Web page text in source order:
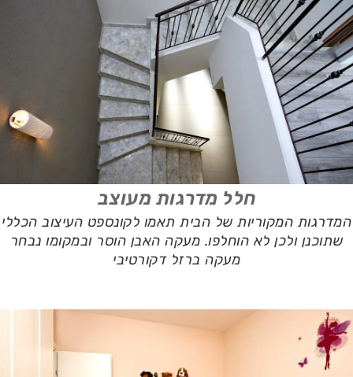
חלל מדרגות מעוצב
המדרגות המקוריות של הבית תאמו לקונספט העיצוב הכללי
שתוכנן ולכן לא הוחלפו. מעקה האבן הוסר ובמקומו נבחר
מעקה ברזל דקורטיבי